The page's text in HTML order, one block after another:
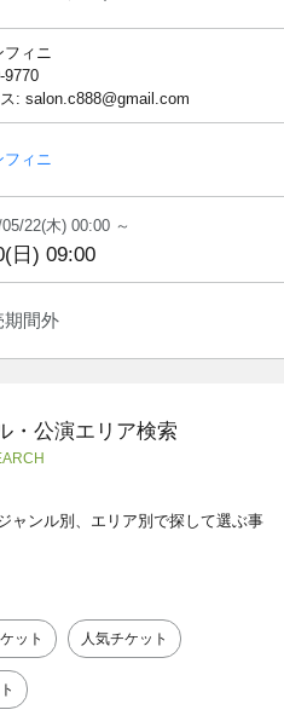
フィニ
9770
: salon.c888@gmail.com
フィニ
22(木) 00:00 ～
日) 09:00
期間外
・公演エリア検索
ャンル別、エリア別で探して選ぶ事
ット 人気チケット